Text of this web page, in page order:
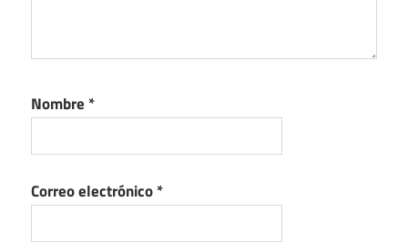
Nombre *
Correo electrónico*